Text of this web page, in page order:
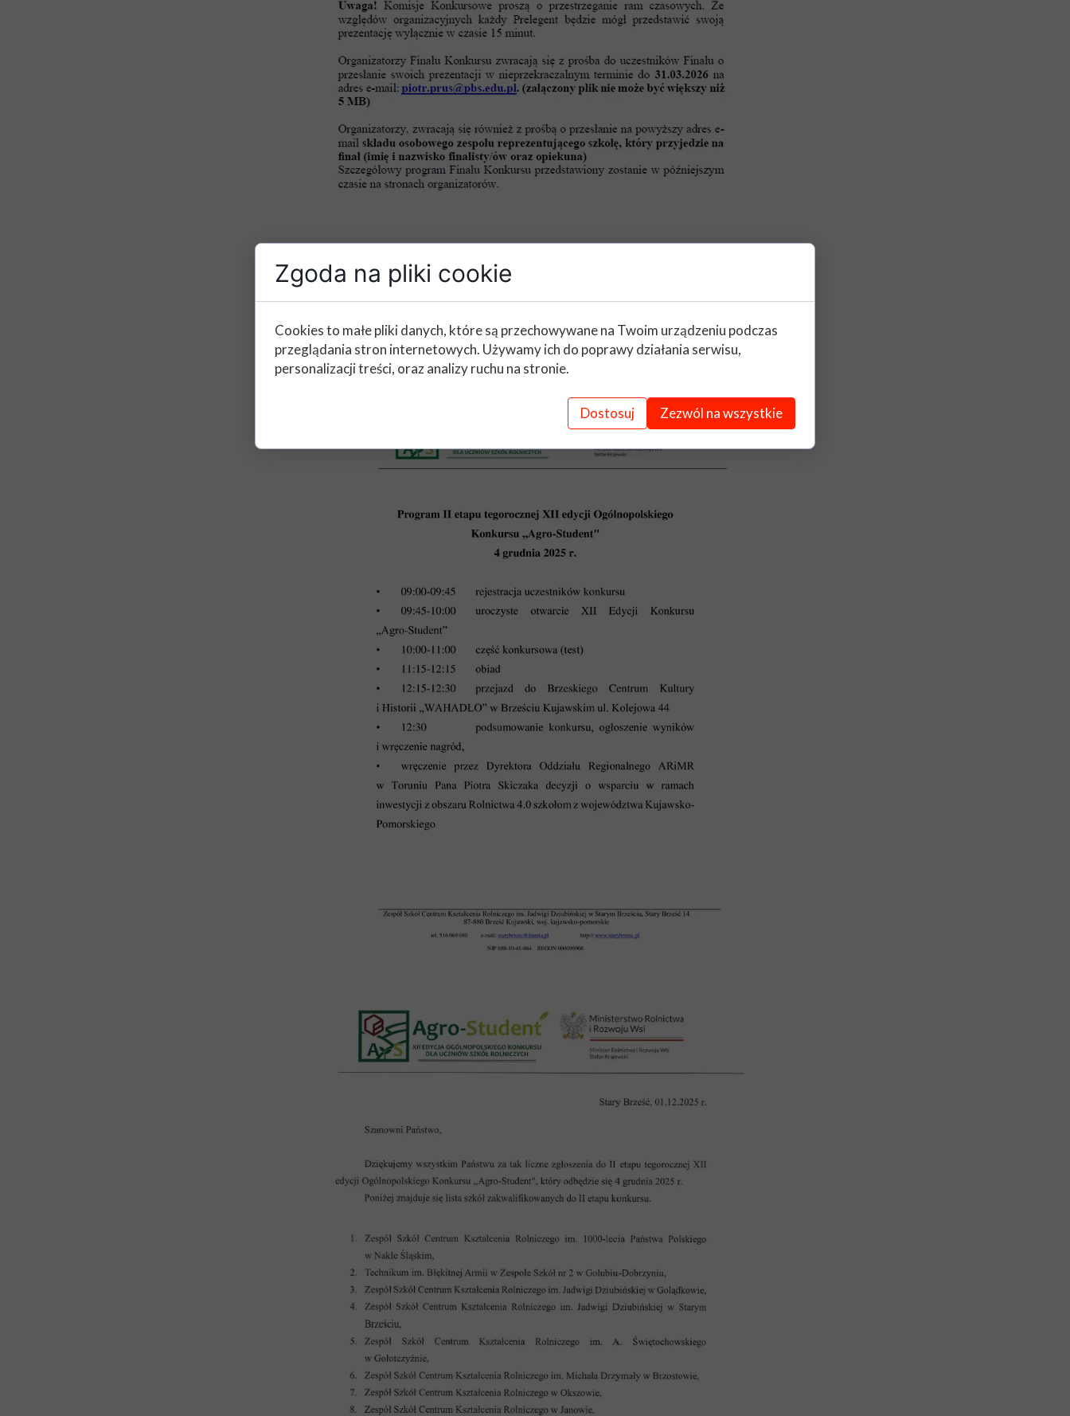
wyniki II etapu
Zgoda na pliki cookie
Cookies to małe pliki danych, które są przechowywane na Twoim urządzeniu podczas
przeglądania stron internetowych. Używamy ich do poprawy działania serwisu,
personalizacji treści, oraz analizy ruchu na stronie.
Dostosuj Zezwól na wszystkie